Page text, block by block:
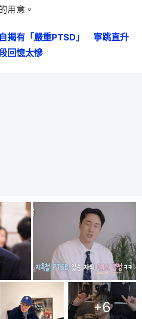
用意。
揭有「嚴重PTSD」　寧跳直升
回憶太慘
+6